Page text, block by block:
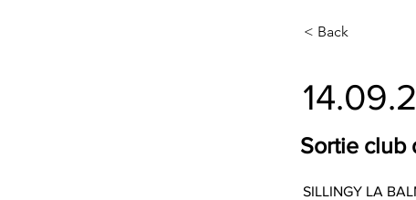
< Back
Sortie club
SILLINGY LA